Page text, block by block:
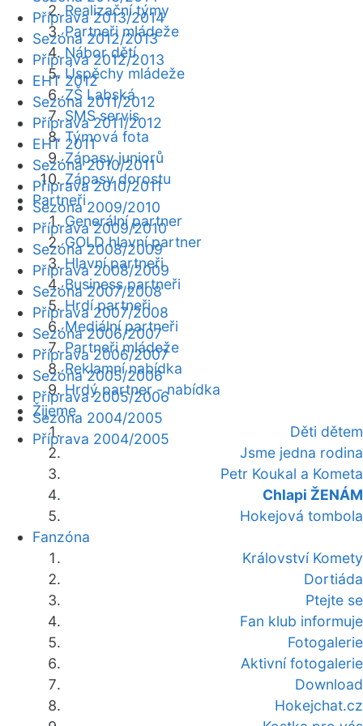
Realizační týmy
Partneři mládeže
Nábor dětí
Úspěchy mládeže
ZŠ Labská
SMS servis
Týmová fota
Zápasy juniorů
Zápasy dorostu
Partneři
Generální partner
GOLD hlavní partner
Hlavní partneři
Business partneři
Hrdí partneři
Mediální partneři
Partneři mládeže
Reklamní nabídka
Hrdý partner - nabídka
Žijeme
Děti dětem
Jsme jedna rodina
Petr Koukal a Kometa
Chlapi ŽENÁM
Hokejová tombola
Fanzóna
Království Komety
Dortiáda
Ptejte se
Fan klub informuje
Fotogalerie
Aktivní fotogalerie
Download
Hokejchat.cz
Příprava 2013/2014
Sezóna 2012/2013
Příprava 2012/2013
EHT 2012
Sezóna 2011/2012
Příprava 2011/2012
EHT 2011
Sezóna 2010/2011
Příprava 2010/2011
Sezóna 2009/2010
Příprava 2009/2010
Sezóna 2008/2009
Příprava 2008/2009
Sezóna 2007/2008
Příprava 2007/2008
Sezóna 2006/2007
Příprava 2006/2007
Sezóna 2005/2006
Příprava 2005/2006
Sezóna 2004/2005
Příprava 2004/2005